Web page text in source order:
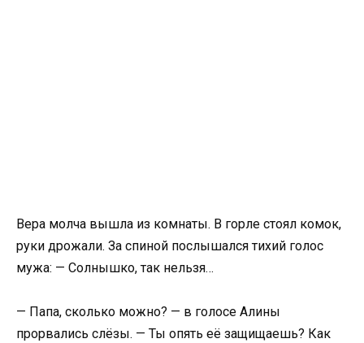
Вера молча вышла из комнаты. В горле стоял комок,
руки дрожали. За спиной послышался тихий голос
мужа: — Солнышко, так нельзя…
— Папа, сколько можно? — в голосе Алины
прорвались слёзы. — Ты опять её защищаешь? Как